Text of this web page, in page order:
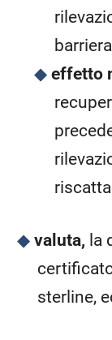
effetto
valuta, la
sterline,